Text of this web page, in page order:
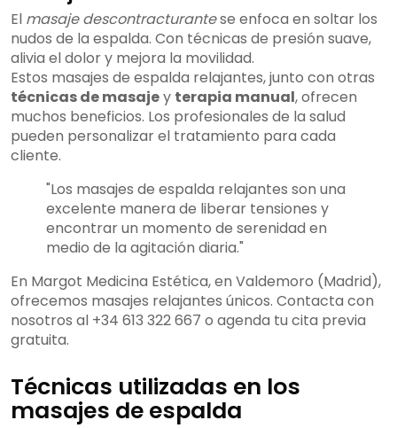
El masaje descontracturantese enfoca en soltar los
nudos de la espalda. Con técnicas de presión suave,
alivia el dolor y mejora la movilidad.
Estos masajes de espalda relajantes, junto con otras
técnicas de masajey terapia manual, ofrecen
muchos beneficios. Los profesionales de la salud
pueden personalizar el tratamiento para cada
cliente.
"Los masajes de espalda relajantes son una
excelente manera de liberar tensiones y
encontrar un momento de serenidad en
medio de la agitación diaria."
En Margot Medicina Estética, en Valdemoro (Madrid),
ofrecemos masajes relajantes únicos. Contacta con
nosotros al +34 613 322 667 o agenda tu cita previa
gratuita.
Técnicas utilizadas en los
masajes de espalda